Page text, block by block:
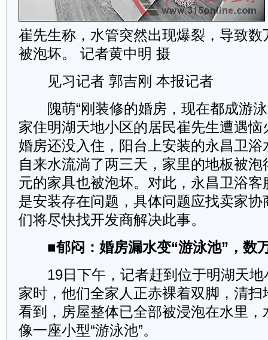
崔先生称，水管突然出现爆裂，导致
被泡坏。 记者黄中明 摄
见习记者 郭吉刚 本报记者
隗萌“刚装修的婚房，现在都成游泳
家住明湖天地小区的居民崔先生遭遇
婚房还没入住，阳台上安装的永昌卫
自来水流淌了两三天，家里的地板被
元的家具也被泡坏。对此，永昌卫浴
是安装存在问题，具体问题应找卖家
们将尽快找开发商解决此事。
■郁闷：婚房漏水变“游泳池”，数
19日下午，记者赶到位于明湖天地
家时，他们全家人正赤裸着双脚，清
看到，房屋整体已全部被浸泡在水里
像一座小型“游泳池”。